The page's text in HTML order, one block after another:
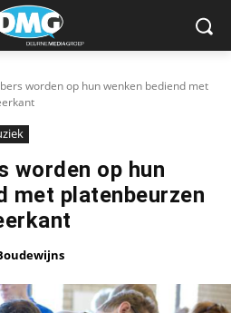
worden op hun wenken bediend met
worden op hun
met platenbeurzen